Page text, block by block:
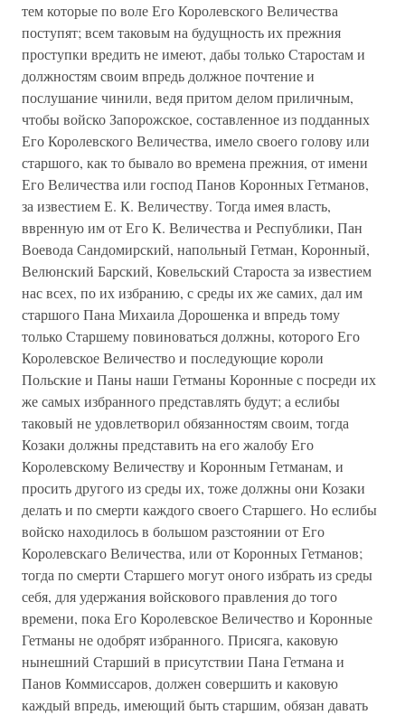
тем которые по воле Его Королевского Величества
поступят; всем таковым на будущность их прежния
проступки вредить не имеют, дабы только Старостам и
должностям своим впредь должное почтение и
послушание чинили, ведя притом делом приличным,
чтобы войско Запорожское, составленное из подданных
Его Королевского Величества, имело своего голову или
старшого, как то бывало во времена прежния, от имени
Его Величества или господ Панов Коронных Гетманов,
за известием Е. К. Величеству. Тогда имея власть,
ввренную им от Его К. Величества и Республики, Пан
Воевода Сандомирский, напольный Гетман, Коронный,
Велюнский Барский, Ковельский Староста за известием
нас всех, по их избранию, с среды их же самих, дал им
старшого Пана Михаила Дорошенка и впредь тому
только Старшему повиноваться должны, которого Его
Королевское Величество и последующие короли
Польские и Паны наши Гетманы Коронные с посреди их
же самых избранного представлять будут; а еслибы
таковый не удовлетворил обязанностям своим, тогда
Козаки должны представить на его жалобу Его
Королевскому Величеству и Коронным Гетманам, и
просить другого из среды их, тоже должны они Козаки
делать и по смерти каждого своего Старшего. Но еслибы
войско находилось в большом разстоянии от Его
Королевскаго Величества, или от Коронных Гетманов;
тогда по смерти Старшего могут оного избрать из среды
себя, для удержания войскового правления до того
времени, пока Его Королевское Величество и Коронные
Гетманы не одобрят избранного. Присяга, каковую
нынешний Старший в присутствии Пана Гетмана и
Панов Коммиссаров, должен совершить и каковую
каждый впредь, имеющий быть старшим, обязан давать